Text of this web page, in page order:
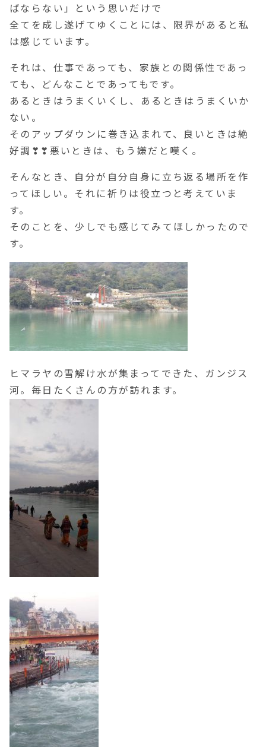
ばならない」という思いだけで
全てを成し遂げてゆくことには、限界があると私
は感じています。
それは、仕事であっても、家族との関係性であっ
ても、どんなことであってもです。
あるときはうまくいくし、あるときはうまくいか
ない。
そのアップダウンに巻き込まれて、良いときは絶
好調❣❣悪いときは、もう嫌だと嘆く。
そんなとき、自分が自分自身に立ち返る場所を作
ってほしい。それに祈りは役立つと考えていま
す。
そのことを、少しでも感じてみてほしかったので
す。
ヒマラヤの雪解け水が集まってできた、ガンジス
河。毎日たくさんの方が訪れます。